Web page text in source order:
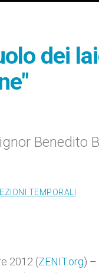
dei
Benedito
TEMPORALI
2012 (ZENIT.org) –